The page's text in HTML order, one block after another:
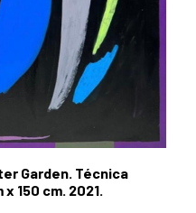
Garden. Técnica
150 cm. 2021.